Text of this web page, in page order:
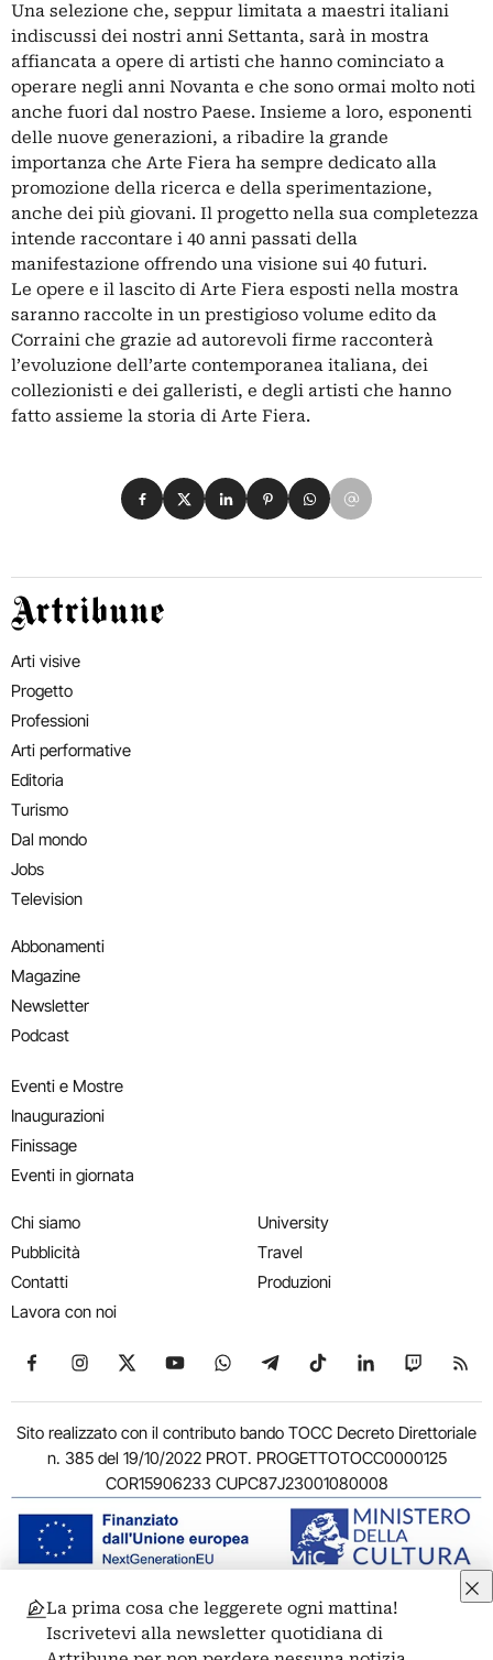
Una selezione che, seppur limitata a maestri italiani
indiscussi dei nostri anni Settanta, sarà in mostra
affiancata a opere di artisti che hanno cominciato a
operare negli anni Novanta e che sono ormai molto noti
anche fuori dal nostro Paese. Insieme a loro, esponenti
delle nuove generazioni, a ribadire la grande
importanza che Arte Fiera ha sempre dedicato alla
promozione della ricerca e della sperimentazione,
anche dei più giovani. Il progetto nella sua completezza
intende raccontare i 40 anni passati della
manifestazione offrendo una visione sui 40 futuri.
Le opere e il lascito di Arte Fiera esposti nella mostra
saranno raccolte in un prestigioso volume edito da
Corraini che grazie ad autorevoli firme racconterà
l’evoluzione dell’arte contemporanea italiana, dei
collezionisti e dei galleristi, e degli artisti che hanno
fatto assieme la storia di Arte Fiera.
Condividi su Facebook
Condividi su X
Condividi su LinkedIn
Condividi su Pinterest
Condividi su WhatsApp
Condividi su Email
Artribune
Arti visive
Progetto
Professioni
Arti performative
Editoria
Turismo
Dal mondo
Jobs
Television
Abbonamenti
Magazine
Newsletter
Podcast
Eventi e Mostre
Inaugurazioni
Finissage
Eventi in giornata
Chi siamo
Pubblicità
Contatti
Lavora con noi
University
Travel
Produzioni
Seguici su Facebook
Seguici su Instagram
Seguici su X
Seguici su YouTube
Seguici su WhatsApp
Seguici su Telegram
Seguici su TikTok
Seguici su
Seguici
Sito realizzato con il contributo bando TOCC Decreto Direttoriale
n. 385 del 19/10/2022 PROT. PROGETTOTOCC0000125
COR15906233 CUPC87J23001080008
© 2011-2026 ARTRIBUNE srl – Corso Vittorio Emanuele II, 287 –
00186 Roma - P.I. 11381581005
La prima cosa che leggerete ogni mattina!
Iscrivetevi alla newsletter quotidiana di